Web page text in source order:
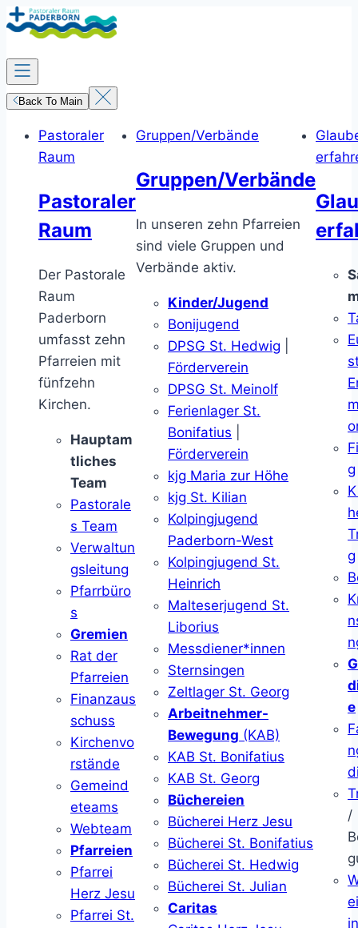
Zum
Inhalt
springen
Back To Main
Pastoraler
Raum
Pastoraler
Raum
Der Pastorale
Raum
Paderborn
umfasst zehn
Pfarreien mit
fünfzehn
Kirchen.
Hauptam
tliches
Team
Pastorale
s Team
Verwaltun
gsleitung
Pfarrbüro
s
Gremien
Rat der
Pfarreien
Finanzaus
schuss
Kirchenvo
rstände
Gemeind
eteams
Webteam
Pfarreien
Pfarrei
Herz Jesu
Pfarrei St.
Gruppen/Verbände
Gruppen/Verbände
In unseren zehn Pfarreien
sind viele Gruppen und
Verbände aktiv.
Kinder/Jugend
Bonijugend
DPSG St. Hedwig
Förderverein
DPSG St. Meinolf
Ferienlager St.
Bonifatius
Förderverein
kjg Maria zur Höhe
kjg St. Kilian
Kolpingjugend
Paderborn-West
Kolpingjugend St.
Heinrich
Malteserjugend St.
Liborius
Messdiener*innen
Sternsingen
Zeltlager St. Georg
Arbeitnehmer-
Bewegung (KAB)
KAB St. Bonifatius
KAB St. Georg
Büchereien
Bücherei Herz Jesu
Bücherei St. Bonifatius
Bücherei St. Hedwig
Bücherei St. Julian
Caritas
g
g
e
/